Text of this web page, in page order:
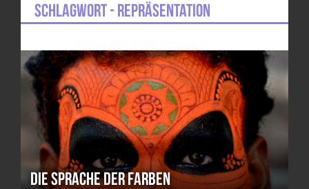
Schlagwort - Repräsentation
Die Sprache der Farben